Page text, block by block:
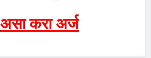
असा करा अर्ज